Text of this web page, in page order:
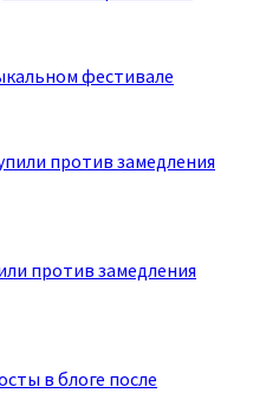
фестивале
против замедления